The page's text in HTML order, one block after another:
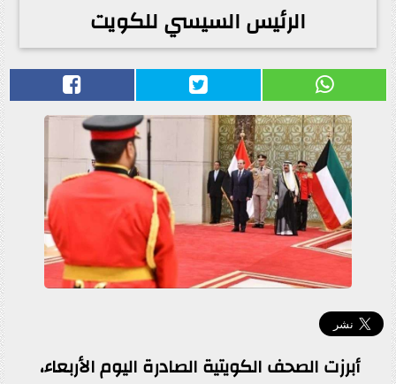
الرئيس السيسي للكويت
أبرزت الصحف الكويتية الصادرة اليوم الأربعاء،